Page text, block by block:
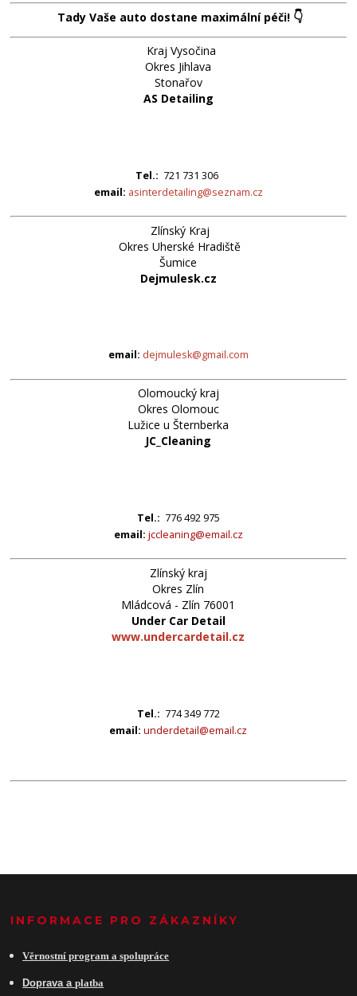
Tady Vaše auto dostane maximální péči!👇
Kraj Vysočina
Okres Jihlava
Stonařov
AS Detailing
Tel.: 721 731 306
email: asinterdetailing@seznam.cz
Zlínský Kraj
Okres Uherské Hradiště
Šumice
Dejmulesk.cz
email: dejmulesk@gmail.com
Olomoucký kraj
Okres Olomouc
Lužice u Šternberka
JC_Cleaning
Tel.: 776 492 975
email: jccleaning@email.cz
Zlínský kraj
Okres Zlín
Mládcová - Zlín 76001
Under Car Detail
www.undercardetail.cz
Tel.: 774 349 772
email:underdetail@email.cz
INFORMACE PRO ZÁKAZNÍKY
Věrnostní program a spolupráce
Doprava aplatba